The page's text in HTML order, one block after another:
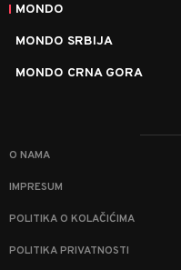
MONDO
MONDO SRBIJA
MONDO CRNA GORA
O NAMA
IMPRESUM
POLITIKA O KOLAČIĆIMA
POLITIKA PRIVATNOSTI